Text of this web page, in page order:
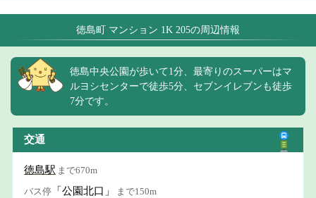
徳島町 マンション 1K 205の周辺情報
徳島中央公園が歩いて1分、最寄りのスーパーはマ
ルヨシセンターで徒歩5分、セブンイレブンも徒歩
7分です。
交通
徳島駅 まで670m
バス停 「公園北口」 まで150m